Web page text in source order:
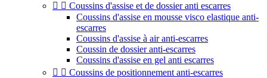
  Coussins d'assise et de dossier anti escarres
Coussins d'assise en mousse visco elastique anti-
escarres
Coussins d'assise à air anti-escarres
Coussin de dossier anti-escarres
Coussins d'assise en gel anti escarres
  Coussins de positionnement anti-escarres